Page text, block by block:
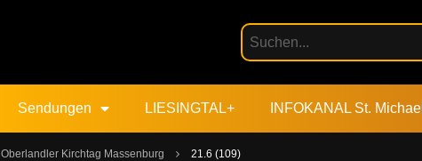
Sendungen LIESINGTAL+ INFOKANAL St. Michael
Kirchtag Massenburg 21.6 (109)